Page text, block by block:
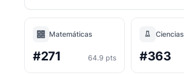
Matemáticas
#271 64.9 pts
Ciencias
#363